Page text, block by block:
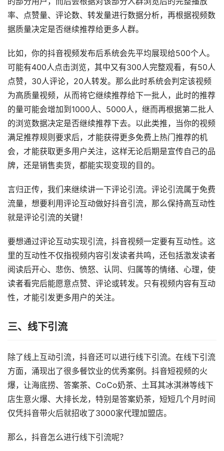
率、点赞量、评论数、转发量进行数据分析，再根据视频数
据质量决定是否继续推荐给更多人群。
比如，你的抖音视频发布后系统会先平均展现给500个人。
可能有400人点击浏览，其中又有300人完整观看，有50人
点赞，30人评论，20人转发。那么此时系统会判定该视频
为高质量视频，从而将它继续推荐给下一批人，此时的推荐
的量可能会增加到1000人、5000人，继而再根据第二批人
的浏览数据决定是否继续推荐下去。以此类推，当你的视频
满足推荐规则要求后，才能获得更多免费上热门推荐的机
会，才能获取更多用户关注，这样无论后期是宣传自己的品
牌，还是销售卖货，都能实现变现的目的。
言归正传，我们来继续讲一下评论引流。评论引流属于免费
流量，想要利用评论互动做好抖音引流，那么保持高互动性
就是评论引流的关键！
要想通过评论互动实现引流，抖音视频一定要有互动性。这
里的互动性不仅指视频内容引发读者共鸣，还包括激发读者
阅读后开心、悲伤、愤怒、认同、归属等的情绪、心理，使
读者看完后能愿意点赞、评论或转发。只有视频内容有互动
性，才能引发更多用户的关注。
三、线下引流
除了线上互动引流，抖音还可以进行线下引流。在线下引流
方面，涌现出了很多餐饮业的优秀案例。抖音短视频的火
爆，让海底捞、答案茶、CoCo奶茶、土耳其冰淇淋等线下
店生意火爆、大排长龙，特别是答案奶茶，短短几个月时间
仅凭抖音带火后就招收了3000家代理加盟店。
那么，抖音怎么进行线下引流呢？